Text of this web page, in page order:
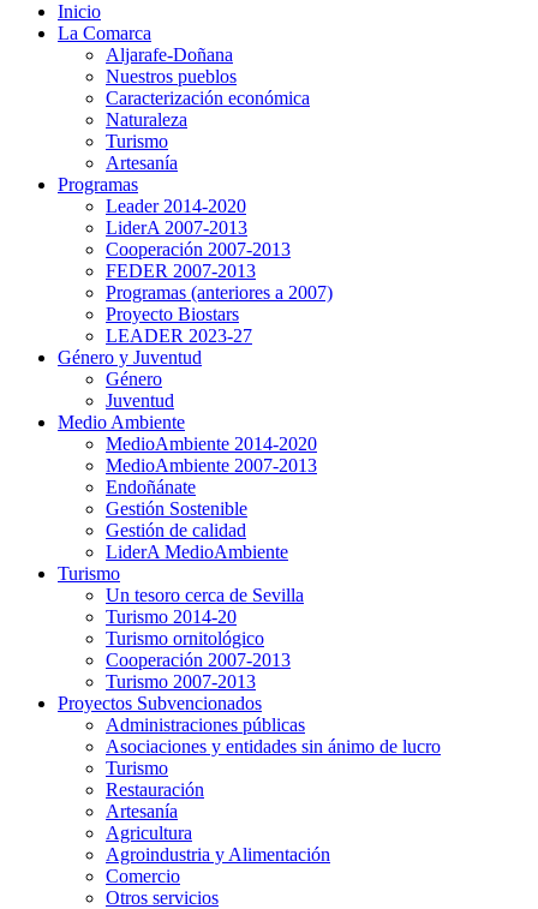
Inicio
La Comarca
Aljarafe-Doñana
Nuestros pueblos
Caracterización económica
Naturaleza
Turismo
Artesanía
Programas
Leader 2014-2020
LiderA 2007-2013
Cooperación 2007-2013
FEDER 2007-2013
Programas (anteriores a 2007)
Proyecto Biostars
LEADER 2023-27
Género y Juventud
Género
Juventud
Medio Ambiente
MedioAmbiente 2014-2020
MedioAmbiente 2007-2013
Endoñánate
Gestión Sostenible
Gestión de calidad
LiderA MedioAmbiente
Turismo
Un tesoro cerca de Sevilla
Turismo 2014-20
Turismo ornitológico
Cooperación 2007-2013
Turismo 2007-2013
Proyectos Subvencionados
Administraciones públicas
Asociaciones y entidades sin ánimo de lucro
Turismo
Restauración
Artesanía
Agricultura
Agroindustria y Alimentación
Comercio
Otros servicios